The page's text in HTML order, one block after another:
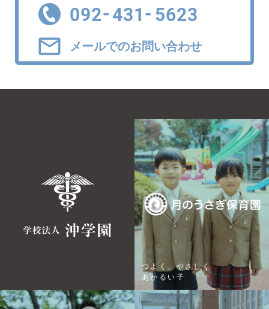
092-431- 5623
メールでのお問い合わせ
つよく、やさしく
あかるい子